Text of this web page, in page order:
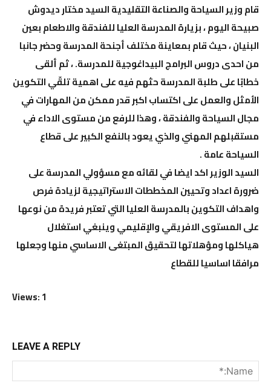
قام وزير السياحة والصناعة التقليدية السيد مختار ديدوش
صبيحة اليوم ، بزيارة المدرسة العليا للفندقة والاطعام بعين
البنيان ، حيث قام بمعاينة مختلف أجنحة المدرسة وحضر جانبا
من احدى دروس البرامج البيداغوجية للمدرسة. ، ثم ألقى
خطابًا على طلبة المدرسة حثهم فيه على اهمية تلقّي التكوين
الأمثل والعمل على اكتساب اكبر قدر ممكن من المهارات في
مجال السياحة والفندقة ، وهذا للرفع من مستوى الاداء في
مستقبلهم المهني والذي يعود بالنفع الكبير على قطاع
السياحة عامة .
السيد الوزير اكد ايضا في لقائه مع مسؤولي المدرسة على
ضرورة اعداد وتحيين المخططات الاستراتيجية لزيادة فرص
واهداف التكوين بالمدرسة العليا التي تعتبر فريدة من نوعها
على المستوى الافريقي والإقليمي وينبغي استغلال
هياكلها ومؤهلاتها لتحقيق المبتغى الاساسي منها وجعلها
مرافقا اساسيا للقطاع
Views: 1
LEAVE A REPLY